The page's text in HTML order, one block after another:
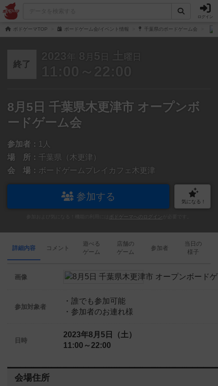
ログイン
ボドゲーマTOP ボードゲーム会/イベント情報 千葉県のボードゲーム会
終了
2023年 8 月 5 日 土 曜日
11:00～22:00
8月5日 千葉県木更津市 オープンボ
ードゲーム会
参加者： 1人
場 所： 千葉県（木更津）
会 場： ボードゲームプレイカフェ木更津
参加する 気になる！
ボドゲーマへのログイン
詳細内容 コメント
遊べる
ゲーム
店舗の
ゲーム
参加者
当日の
様子
画像
参加対象者
・誰でも参加可能
・参加者のお連れ様
日時
2023年8月5日（土）
11:00～22:00
会場住所